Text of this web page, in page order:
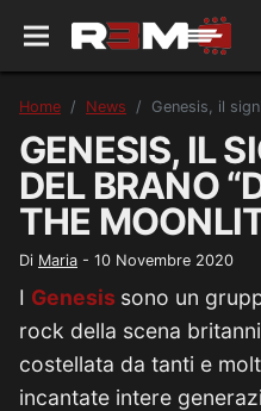
Home News Genesis, il
GENESIS, IL
DEL BRANO
THE
Di Maria - 10 Novembre 2020
I Genesis sono un
rock della scena
costellata da tanti e
incantate intere